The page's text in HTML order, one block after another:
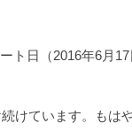
ト日（2016年6月17
けています。もは